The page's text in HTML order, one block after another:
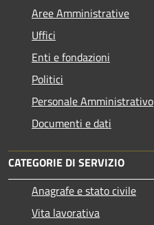
Aree Amministrative
Uffici
Enti e fondazioni
Politici
Personale Amministrativo
Documenti e dati
CATEGORIE DI SERVIZIO
Anagrafe e stato civile
Vita lavorativa